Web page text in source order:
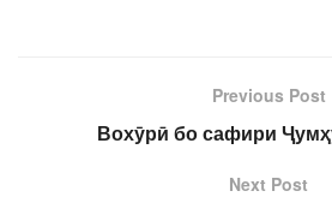
Previous Post
Вохӯрӣ бо сафири
Next Post